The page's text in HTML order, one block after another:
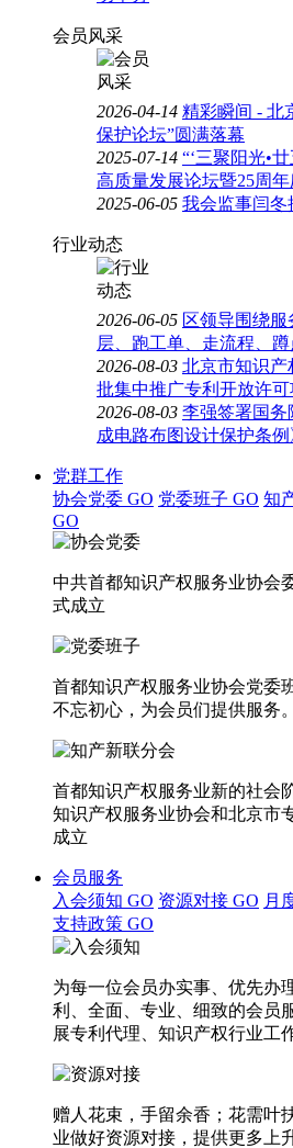
会员风采
2026-04-14 精彩瞬间 - 北
保护论坛”圆满落幕
2025-07-14 “‘三聚阳光•
高质量发展论坛暨25周
2025-06-05 我会监事闫冬
行业动态
2026-06-05 区领导围绕服
层、跑工单、走流程、
2026-08-03 北京市知识产
批集中推广专利开放许
2026-08-03 李强签署国务
成电路布图设计保护条例
党群工作
协会党委 GO 党委班子 GO 知
GO
中共首都知识产权服务业协会
式成立
首都知识产权服务业协会党委
不忘初心，为会员们提供服务。
首都知识产权服务业新的社会
知识产权服务业协会和北京市
成立
会员服务
入会须知 GO 资源对接 GO 月
支持政策 GO
为每一位会员办实事、优先办
利、全面、专业、细致的会员
展专利代理、知识产权行业工作
赠人花束，手留余香；花需叶
业做好资源对接，提供更多上